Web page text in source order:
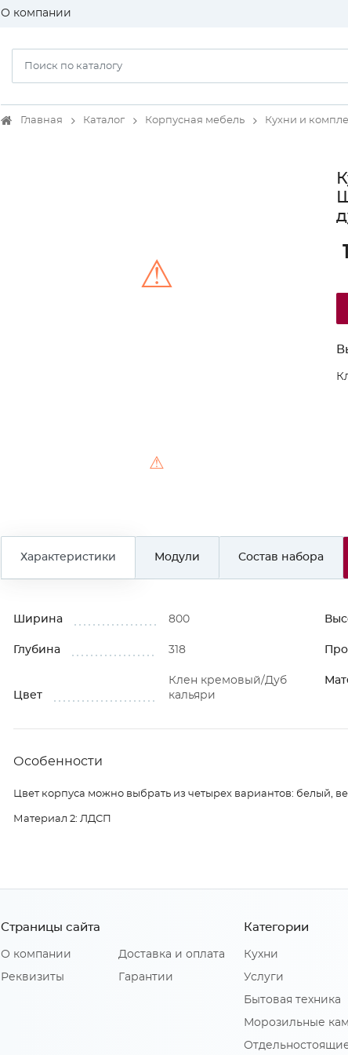
О компании
Главная Каталог Корпусная мебель Кухни и
⚠
⚠
Характеристики Модули Состав набора
Ширина 800
Глубина 318
Цвет
Клен кремовый/Дуб
кальяри
Особенности
Цвет корпуса можно выбрать из четырех вариантов: белый,
Материал 2: ЛДСП
Страницы сайта
О компании
Реквизиты
Доставка и оплата
Гарантии
Категории
Кухни
Услуги
Бытовая техника
Морозильные